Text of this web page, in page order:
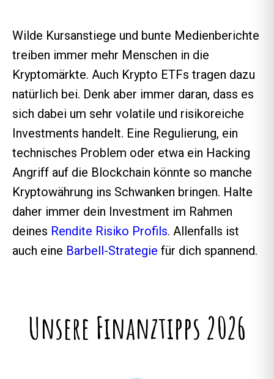
Wilde Kursanstiege und bunte Medienberichte
treiben immer mehr Menschen in die
Kryptomärkte. Auch Krypto ETFs tragen dazu
natürlich bei. Denk aber immer daran, dass es
sich dabei um sehr volatile und risikoreiche
Investments handelt. Eine Regulierung, ein
technisches Problem oder etwa ein Hacking
Angriff auf die Blockchain könnte so manche
Kryptowährung ins Schwanken bringen. Halte
daher immer dein Investment im Rahmen
deines Rendite Risiko Profils. Allenfalls ist
auch eine Barbell-Strategie für dich spannend.
Unsere Finanztipps 2026